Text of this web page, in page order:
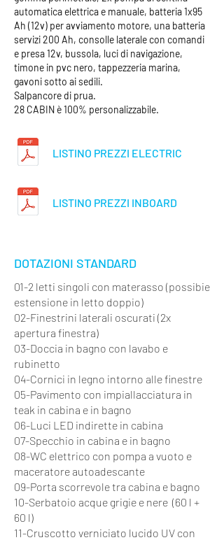
automatica elettrica e manuale, batteria 1x95
Ah (12v) per avviamento motore, una batteria
servizi 200 Ah, consolle laterale con comandi
e presa 12v, bussola, luci di navigazione,
timone in pvc nero, tappezzeria marina,
gavonisotto aisedili.
Salpancore di prua.
28 CABIN è 100% personalizzabile.
LISTINO PREZZI ELECTRIC
LISTINO PREZZI INBOARD
DOTAZIONI STANDARD
01-2 letti singoli con materasso (possibie
estensione in letto doppio)
02-Finestrini laterali oscurati (2x
apertura finestra)
03-Doccia in bagno con lavabo e
rubinetto
04-Cornici in legno intorno alle finestre
05-Pavimento con impiallacciatura in
teak in cabina e in bagno
06-Luci LED indirette in cabina
07-Specchio in cabina e in bagno
08-WC elettrico con pompa a vuoto e
maceratore autoadescante
09-Porta scorrevole tra cabina e bagno
10-Serbatoio acque grigie e nere (60 l +
60 l)
11-Cruscotto verniciato lucido UV con